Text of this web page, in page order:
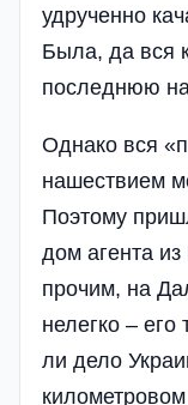
удрученно
Была, да вся
последнюю
Однако вся
нашествием
Поэтому
дом агента
прочим, на
нелегко –
ли дело